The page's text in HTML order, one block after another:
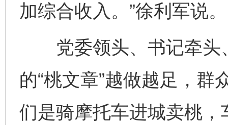
加综合收入。”徐利军说。
党委领头、书记牵头
的“桃文章”越做越足，群
们是骑摩托车进城卖桃